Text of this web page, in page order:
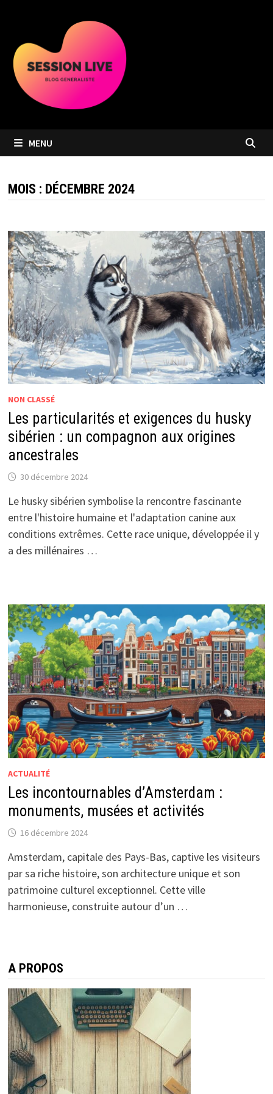
contenu
MENU
MOIS : DÉCEMBRE 2024
NON CLASSÉ
Les particularités et exigences du husky
sibérien : un compagnon aux origines
ancestrales
30 décembre 2024
Le husky sibérien symbolise la rencontre fascinante
entre l'histoire humaine et l'adaptation canine aux
conditions extrêmes. Cette race unique, développée il y
a des millénaires …
ACTUALITÉ
Les incontournables d’Amsterdam :
monuments, musées et activités
16 décembre 2024
Amsterdam, capitale des Pays-Bas, captive les visiteurs
par sa riche histoire, son architecture unique et son
patrimoine culturel exceptionnel. Cette ville
harmonieuse, construite autour d’un …
A PROPOS